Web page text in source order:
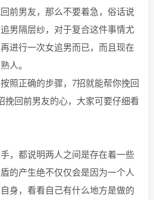
前男友，那么不要着急，俗话说
男隔层纱，对于复合这件事情尤
进行一次女追男而已，而且现在
人。
照正确的步骤，7招就能帮你挽回
挽回前男友的心，大家可要仔细看
，都说明两人之间是存在着一些
的产生绝不仅仅会是因为一个人
身，看看自己有什么地方是做的